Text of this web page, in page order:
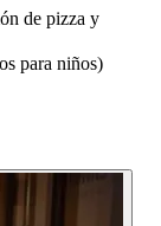
de pizza y
para niños)